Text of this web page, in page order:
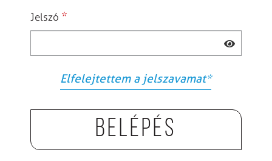
Jelszó *
Elfelejtettem a jelszavamat*
Belépés